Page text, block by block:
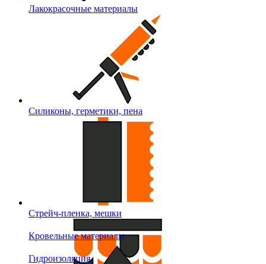
Лакокрасочные материалы
Силиконы, герметики, пена
Стрейч-пленка, мешки
Кровельные материалы
Гидроизоляция